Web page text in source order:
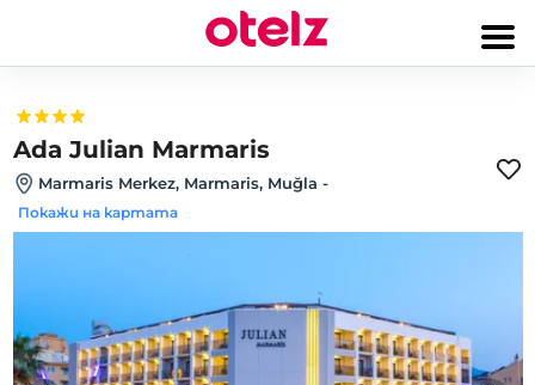
Ada Julian Marmaris
Marmaris Merkez, Marmaris, Muğla -
Покажи на картата